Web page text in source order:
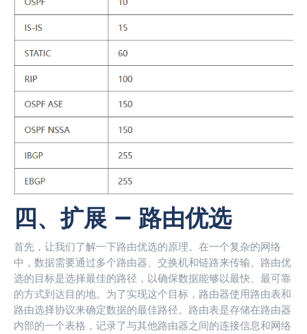
四、扩展 — 路由优选
首先，让我们了解一下路由优选的原理。在一个复杂的网络
中，数据需要通过多个路由器、交换机和链路来传输。路由优
选的目标是选择最佳的路径，以确保数据能够以最快、最可靠
的方式到达目的地。为了实现这个目标，路由器使用路由表和
路由选择协议来确定数据的最佳路径。路由表是存储在路由器
内部的一个表格，记录了与其他路由器之间的连接信息和网络